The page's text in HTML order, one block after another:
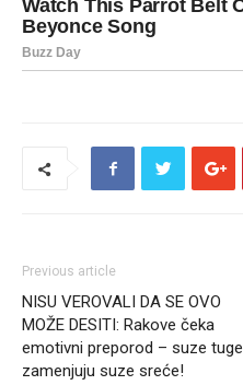
Previous article
NISU VEROVALI DA SE OVO
MOŽE DESITI: Rakove čeka
emotivni preporod – suze tuge
zamenjuju suze sreće!